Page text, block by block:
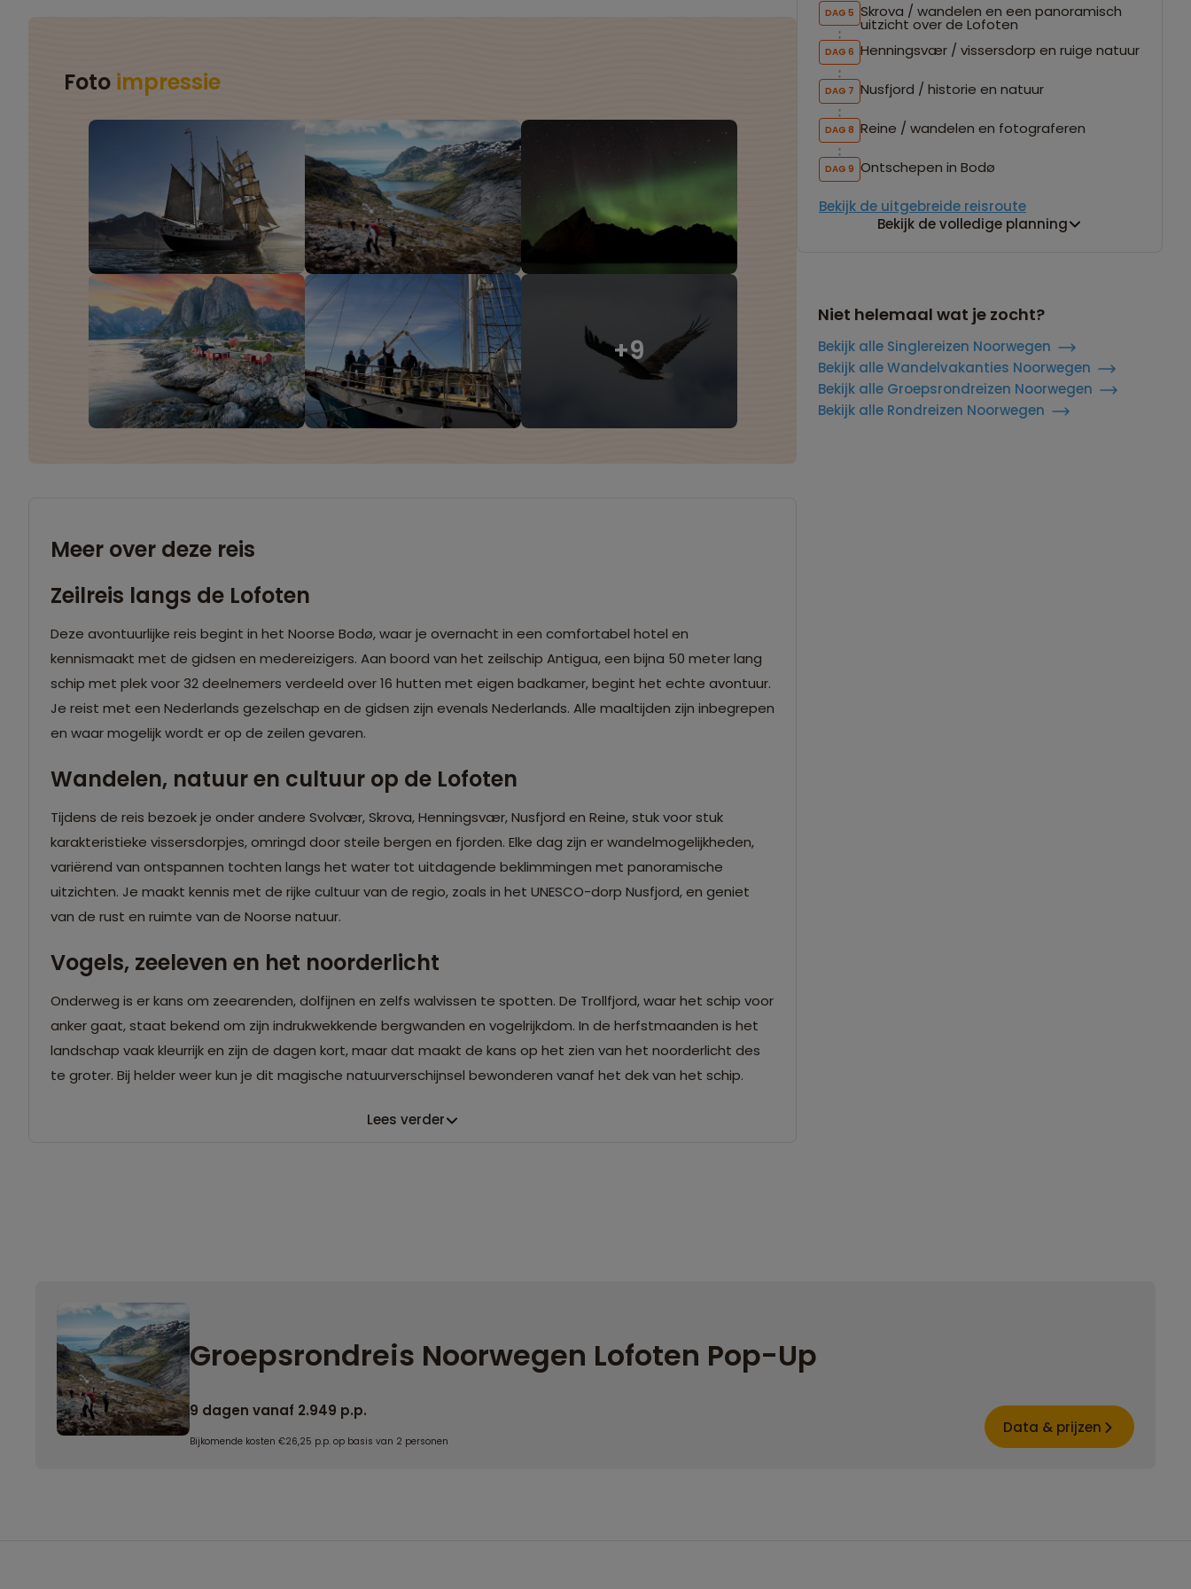
Foto impressie
Meer over deze reis
Zeilreis langs de Lofoten
Deze avontuurlijke reis begint in het Noorse Bodø, waar je overnacht in een comfortabel hotel en
kennismaakt met de gidsen en medereizigers. Aan boord van het zeilschip Antigua, een bijna 50 meter lang
schip met plek voor 32 deelnemers verdeeld over 16 hutten met eigen badkamer, begint het echte avontuur.
Je reist met een Nederlands gezelschap en de gidsen zijn evenals Nederlands. Alle maaltijden zijn inbegrepen
en waar mogelijk wordt er op de zeilen gevaren.
Wandelen, natuur en cultuur op de Lofoten
Tijdens de reis bezoek je onder andere Svolvær, Skrova, Henningsvær, Nusfjord en Reine, stuk voor stuk
karakteristieke vissersdorpjes, omringd door steile bergen en fjorden. Elke dag zijn er wandelmogelijkheden,
variërend van ontspannen tochten langs het water tot uitdagende beklimmingen met panoramische
uitzichten. Je maakt kennis met de rijke cultuur van de regio, zoals in het UNESCO-dorp Nusfjord, en geniet
van de rust en ruimte van de Noorse natuur.
Vogels, zeeleven en het noorderlicht
Onderweg is er kans om zeearenden, dolfijnen en zelfs walvissen te spotten. De Trollfjord, waar het schip voor
anker gaat, staat bekend om zijn indrukwekkende bergwanden en vogelrijkdom. In de herfstmaanden is het
landschap vaak kleurrijk en zijn de dagen kort, maar dat maakt de kans op het zien van het noorderlicht des
te groter. Bij helder weer kun je dit magische natuurverschijnsel bewonderen vanaf het dek van het schip.
Lees verder
DAG 5 Skrova / wandelen en een panoramisch
uitzicht over de Lofoten
DAG 6 Henningsvær / vissersdorp en ruige natuur
DAG 7 Nusfjord / historie en natuur
DAG 8 Reine / wandelen en fotograferen
DAG 9 Ontschepen in Bodø
Bekijk de uitgebreide reisroute
Bekijk de volledige planning
Niet helemaal wat je zocht?
Bekijk alle Singlereizen Noorwegen
Bekijk alle Wandelvakanties Noorwegen
Bekijk alle Groepsrondreizen Noorwegen
Bekijk alle Rondreizen Noorwegen
Groepsrondreis Noorwegen Lofoten Pop-Up
9 dagen vanaf 2.949 p.p.
Bijkomende kosten €26,25 p.p. op basis van 2 personen
Data & prijzen